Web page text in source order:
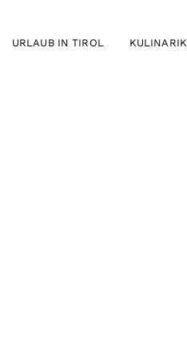
URLAUB IN TIROL KULINARIK